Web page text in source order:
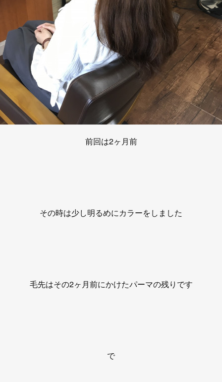
前回は2ヶ月前
その時は少し明るめにカラーをしました
毛先はその2ヶ月前にかけたパーマの残りです
で